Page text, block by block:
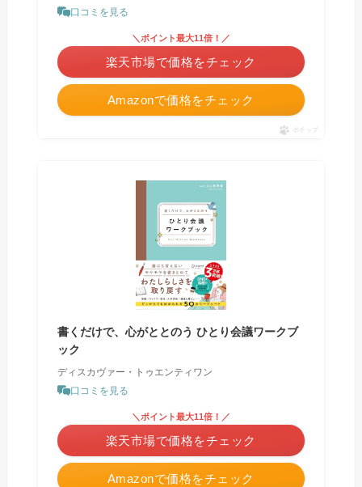
口コミを見る
Amazonで価格をチェック
＼ポイント最大11倍！／
楽天市場で価格をチェック
ポチップ
書くだけで、心がととのう ひとり会議ワークブ
ック
ディスカヴァー・トゥエンティワン
口コミを見る
Amazonで価格をチェック
＼ポイント最大11倍！／
楽天市場で価格をチェック